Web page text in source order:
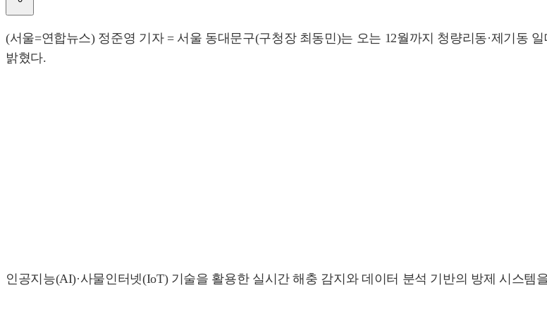
(서울=연합뉴스) 정준영 기자 = 서울 동대문구(구청장 최동민)는 오는 12월까지 청량리동·제기동
밝혔다.
인공지능(AI)·사물인터넷(IoT) 기술을 활용한 실시간 해충 감지와 데이터 분석 기반의 방제 시스